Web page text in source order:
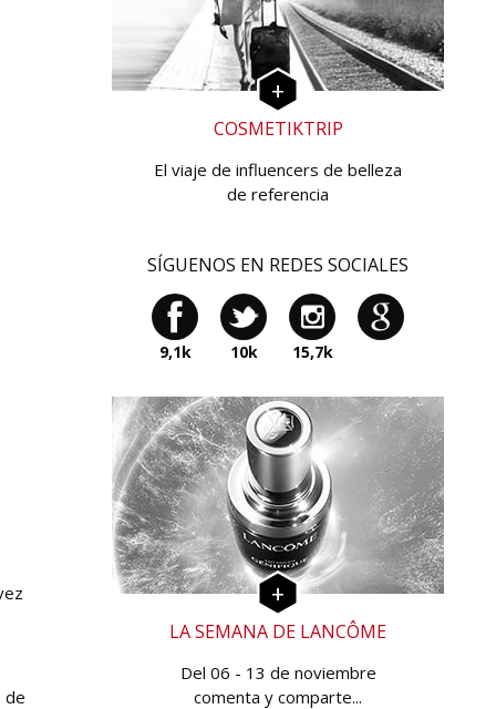
de
COSMETIKTRIP
El viaje de influencers de belleza
de referencia
SÍGUENOS EN REDES SOCIALES
9,1k 10k 15,7k
LA SEMANA DE LANCÔME
Del 06 - 13 de noviembre
comenta y comparte...